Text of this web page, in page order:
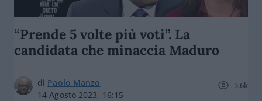
“Prende 5 volte più voti”. La
candidata che minaccia Maduro
di Paolo Manzo
14 Agosto 2023, 16:15
5.6k